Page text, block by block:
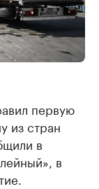
первую
из стран
в
в